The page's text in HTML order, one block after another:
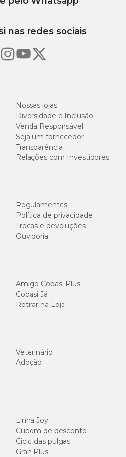
Nossas lojas
Diversidade e Inclusão
Venda Responsável
Seja um fornecedor
Transparência
Relações com Investidores
Regulamentos
Política de privacidade
Trocas e devoluções
Ouvidoria
Amigo Cobasi Plus
Cobasi Já
Retirar na Loja
Veterinário
Adoção
Linha Joy
Cupom de desconto
Ciclo das pulgas
Gran Plus
nas redes sociais